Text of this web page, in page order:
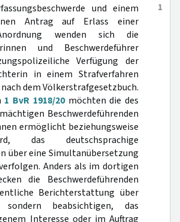
1
und einem
Antrag auf Erlass einer
wenden sich die
und Beschwerdeführer
Verfügung der
in einem Strafverfahren
dem Völkerstrafgesetzbuch.
1 BvR 1918/20möchten die des
Beschwerdeführenden
ermöglicht beziehungsweise
das deutschsprachige
über eine Simultanübersetzung
Anders als im dortigen
die Beschwerdeführenden
Berichterstattung über
beabsichtigen, das
Interesse oder im Auftrag